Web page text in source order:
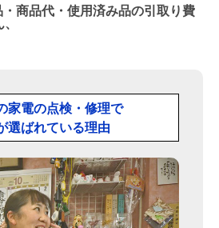
商品代・使用済み品の引取り費
家電の点検・修理で
選ばれている理由